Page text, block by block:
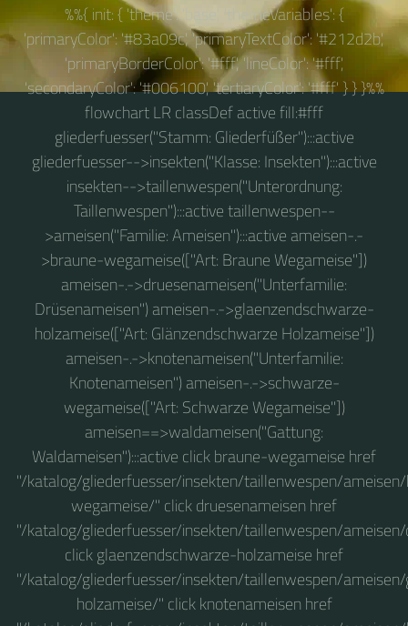
%%{ init: { 'theme': 'base', 'themeVariables': {
'primaryColor': '#83a09c', 'primaryTextColor': '#212d2b',
'primaryBorderColor': '#fff', 'lineColor': '#fff',
'secondaryColor': '#006100', 'tertiaryColor': '#fff' } } }%%
flowchart LR classDef active fill:#fff
gliederfuesser("Stamm: Gliederfüßer"):::active
gliederfuesser-->insekten("Klasse: Insekten"):::active
insekten-->taillenwespen("Unterordnung:
Taillenwespen"):::active taillenwespen--
>ameisen("Familie: Ameisen"):::active ameisen-.-
>braune-wegameise(["Art: Braune Wegameise"])
ameisen-.->druesenameisen("Unterfamilie:
Drüsenameisen") ameisen-.->glaenzendschwarze-
holzameise(["Art: Glänzendschwarze Holzameise"])
ameisen-.->knotenameisen("Unterfamilie:
Knotenameisen") ameisen-.->schwarze-
wegameise(["Art: Schwarze Wegameise"])
ameisen==>waldameisen("Gattung:
Waldameisen"):::active click braune-wegameise href
"/katalog/gliederfuesser/insekten/taillenwespen/
wegameise/" click druesenameisen href
"/katalog/gliederfuesser/insekten/taillenwespen/
click glaenzendschwarze-holzameise href
"/katalog/gliederfuesser/insekten/taillenwespen/
holzameise/" click knotenameisen href